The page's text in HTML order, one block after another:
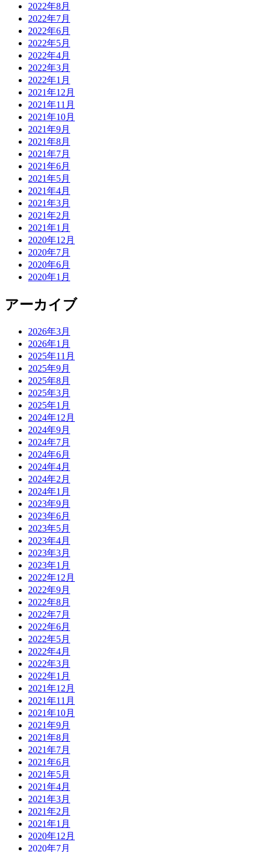
2022年8月
2022年7月
2022年6月
2022年5月
2022年4月
2022年3月
2022年1月
2021年12月
2021年11月
2021年10月
2021年9月
2021年8月
2021年7月
2021年6月
2021年5月
2021年4月
2021年3月
2021年2月
2021年1月
2020年12月
2020年7月
2020年6月
2020年1月
アーカイブ
2026年3月
2026年1月
2025年11月
2025年9月
2025年8月
2025年3月
2025年1月
2024年12月
2024年9月
2024年7月
2024年6月
2024年4月
2024年2月
2024年1月
2023年9月
2023年6月
2023年5月
2023年4月
2023年3月
2023年1月
2022年12月
2022年9月
2022年8月
2022年7月
2022年6月
2022年5月
2022年4月
2022年3月
2022年1月
2021年12月
2021年11月
2021年10月
2021年9月
2021年8月
2021年7月
2021年6月
2021年5月
2021年4月
2021年3月
2021年2月
2021年1月
2020年12月
2020年7月